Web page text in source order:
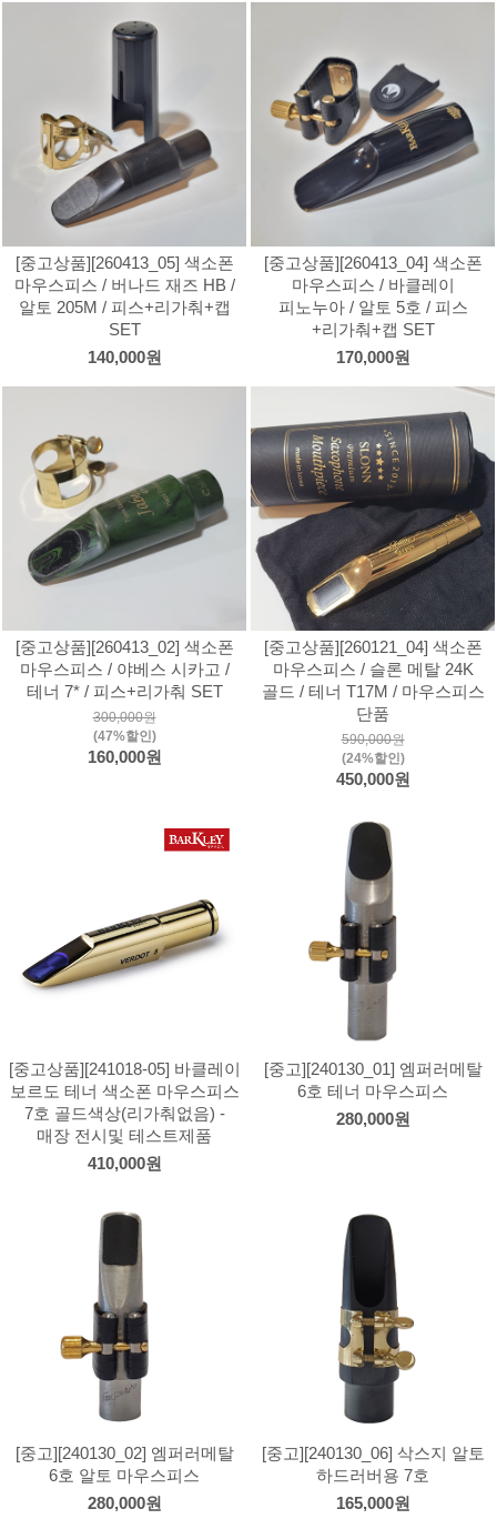
[중고상품][260413_05] 색소폰
마우스피스 / 버나드 재즈 HB /
알토 205M / 피스+리가춰+캡
SET
140,000원
[중고상품][260413_04] 색소폰
마우스피스 / 바클레이
피노누아 / 알토 5호 / 피스
+리가춰+캡 SET
170,000원
[중고상품][260413_02] 색소폰
마우스피스 / 야베스 시카고 /
테너 7* / 피스+리가춰 SET
300,000원
(47%할인)
160,000원
[중고상품][260121_04] 색소폰
마우스피스 / 슬론 메탈 24K
골드 / 테너 T17M / 마우스피스
단품
590,000원
(24%할인)
450,000원
[중고상품][241018-05] 바클레이
보르도 테너 색소폰 마우스피스
7호 골드색상(리가춰없음) -
매장 전시및 테스트제품
410,000원
[중고][240130_01] 엠퍼러메탈
6호 테너 마우스피스
280,000원
[중고][240130_02] 엠퍼러메탈
6호 알토 마우스피스
280,000원
[중고][240130_06] 삭스지 알토
하드러버용 7호
165,000원